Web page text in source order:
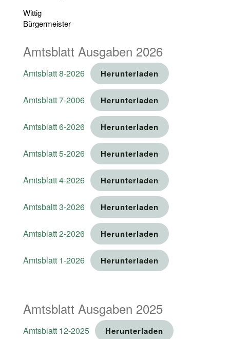
Wittig
Bürgermeister
Amtsblatt Ausgaben 2026
Amtsblatt 8-2026 Herunterladen
Amtsblatt 7-2006 Herunterladen
Amtsblatt 6-2026 Herunterladen
Amtsblatt 5-2026 Herunterladen
Amtsblatt 4-2026 Herunterladen
Amtsbaltt 3-2026 Herunterladen
Amtsblatt 2-2026 Herunterladen
Amtsblatt 1-2026 Herunterladen
Amtsblatt Ausgaben 2025
Amtsblatt 12-2025 Herunterladen